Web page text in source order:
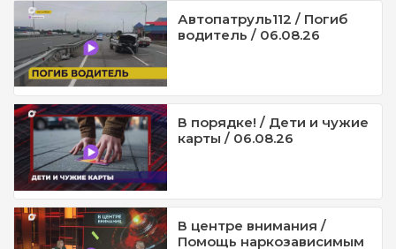
Автопатруль112 / Погиб
водитель / 06.08.26
В порядке! / Дети и чужие
карты / 06.08.26
В центре внимания /
Помощь наркозависимым